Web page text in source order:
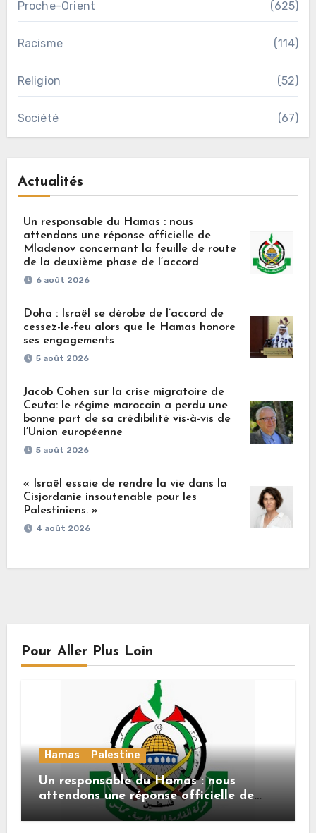
Proche-Orient (625)
Racisme (114)
Religion (52)
Société (67)
Actualités
Un responsable du Hamas : nous
attendons une réponse officielle de
Mladenov concernant la feuille de route
de la deuxième phase de l’accord
6 août 2026
Doha : Israël se dérobe de l’accord de
cessez-le-feu alors que le Hamas honore
ses engagements
5 août 2026
Jacob Cohen sur la crise migratoire de
Ceuta: le régime marocain a perdu une
bonne part de sa crédibilité vis-à-vis de
l’Union européenne
5 août 2026
« Israël essaie de rendre la vie dans la
Cisjordanie insoutenable pour les
Palestiniens. »
4 août 2026
Pour Aller Plus Loin
Hamas Palestine
Un responsable du Hamas : nous
attendons une réponse officielle de
Mladenov concernant la feuille de
route de la deuxième phase de l’accord